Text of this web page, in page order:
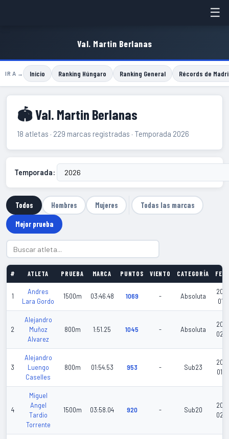
☰
Val. Martin Berlanas
IR A → Inicio Ranking Húngaro Ranking General Récords de
🏟 Val. Martin Berlanas
18 atletas · 229 marcas registradas · Temporada 2026
Temporada:
Todos Hombres Mujeres Todas las marcas
Mejor prueba
# ATLETA PRUEBA MARCA PUNTOS VIENTO CATEGORÍA
1
Andres
Lara Gordo
1500m 03:46.48 1069 - Absoluta
01-
2
Alejandro
Muñoz
Alvarez
800m 1:51.25 1045 - Absoluta
02-
3
Alejandro
Luengo
Caselles
800m 01:54.53 953 - Sub23
01-
4
Miguel
Angel
Tardio
Torrente
1500m 03:58.04 920 - Sub20
02-